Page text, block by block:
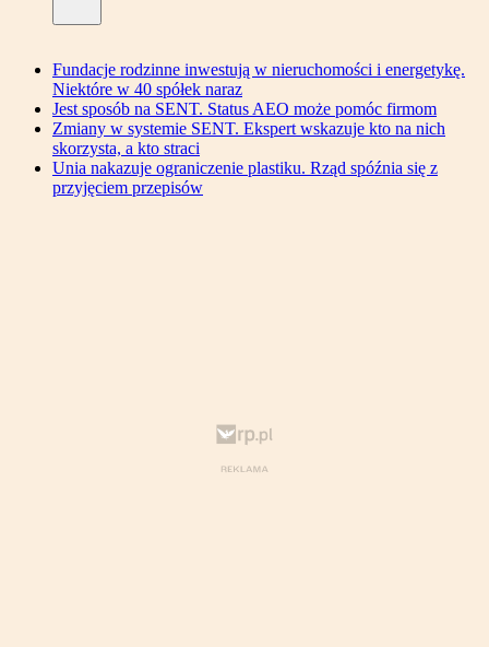
Fundacje rodzinne inwestują w nieruchomości i energetykę.
Niektóre w 40 spółek naraz
Jest sposób na SENT. Status AEO może pomóc firmom
Zmiany w systemie SENT. Ekspert wskazuje kto na nich
skorzysta, a kto straci
Unia nakazuje ograniczenie plastiku. Rząd spóźnia się z
przyjęciem przepisów